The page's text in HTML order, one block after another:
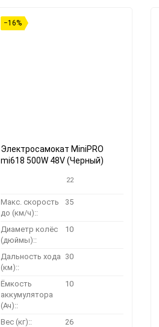
−16%
Электросамокат MiniPRO
mi618 500W 48V (Черный)
22
Макс. скорость
до (км/ч)::
35
Диаметр колёс
(дюймы)::
10
Дальность хода
(км)::
30
Ёмкость
аккумулятора
(Ач)::
10
Вес (кг):: 26